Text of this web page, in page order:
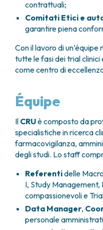
contrattuali;
Comitati Etici e
garantire piena
Con il lavoro di
tutte le fasi dei trial clinici
come centro di
Équipe
Il CRUè composto da
specialistiche in ricerca
farmacovigilanza,
degli studi. Lo staff
Referentidelle
I, Study
compassionevoli e
Data Manager,
personale